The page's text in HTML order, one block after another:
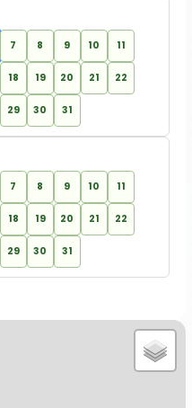
7 8 9 10 11
18 19 20 21 22
29 30 31
7 8 9 10 11
18 19 20 21 22
29 30 31